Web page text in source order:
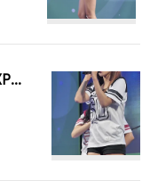
[CAM] 140719 대한민국 전문대학 EXPO DREAM 콘서트 - 레인보우 by. EPOXY